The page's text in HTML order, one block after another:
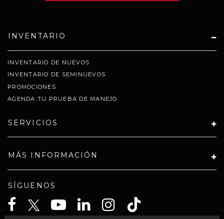
INVENTARIO
INVENTARIO DE NUEVOS
INVENTARIO DE SEMINUEVOS
PROMOCIONES
AGENDA TU PRUEBA DE MANEJO
SERVICIOS
MÁS INFORMACIÓN
SÍGUENOS